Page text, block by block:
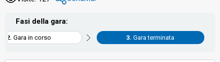
Fasi della gara:
Gara in corso Gara terminata